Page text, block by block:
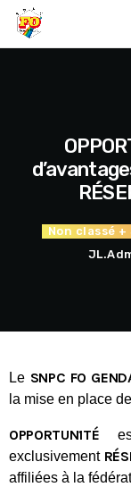
Non classé +
Le SNPC FO
la mise en place
OPPORTUN1TÉ
exclusivement
affiliées à la